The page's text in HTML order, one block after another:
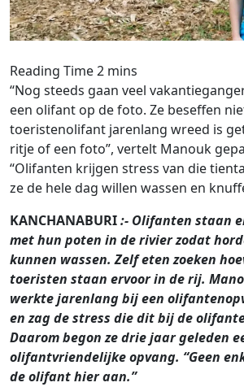
“Nog steeds gaan veel
een olifant op de foto. Ze beseffen
toeristenolifant jarenlang wreed is
ritje of een foto”, vertelt Manouk
“Olifanten krijgen stress van die
ze de hele dag willen wassen en
KANCHANABURI:- Olifanten staan
met hun poten in de rivier zodat
kunnen wassen. Zelf eten zoeken
toeristen staan ervoor in de rij.
werkte jarenlang bij een
en zag de stress die dit bij de
Daarom begon ze drie jaar geleden
olifantvriendelijke opvang. “Geen
de olifant hier aan.”